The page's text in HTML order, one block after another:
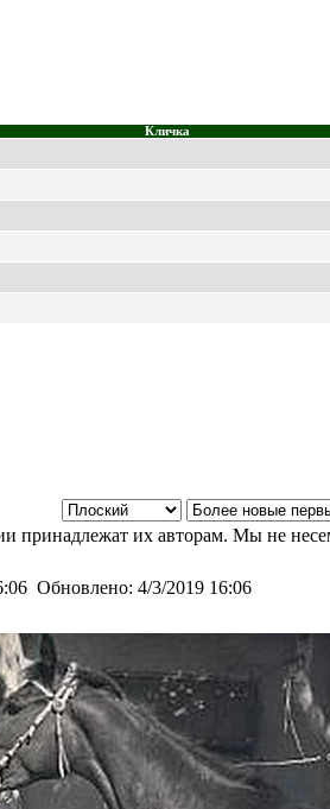
Кличка
принадлежат их авторам. Мы не
Обновлено: 4/3/2019 16:06